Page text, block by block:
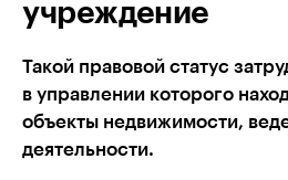
учреждение
Такой правовой статус
в управлении которого
объекты недвижимости,
деятельности.